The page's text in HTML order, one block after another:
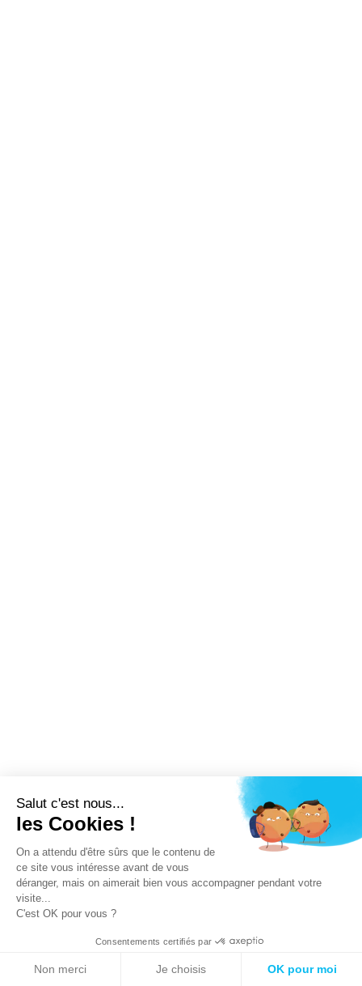
Salut c'est nous...
les Cookies !
On a attendu d'être sûrs que le contenu de
ce site vous intéresse avant de vous
déranger, mais on aimerait bien vous accompagner pendant votre
visite...
C'est OK pour vous ?
Consentements certifiés par
Non merci Je choisis OK pour moi